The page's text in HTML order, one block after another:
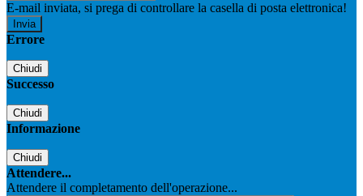
E-mail inviata, si prega di controllare la casella di posta elettronica!
Errore
Chiudi
Successo
Chiudi
Informazione
Chiudi
Attendere...
Attendere il completamento dell'operazione...